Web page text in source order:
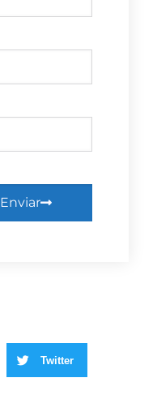
Enviar
Twitter